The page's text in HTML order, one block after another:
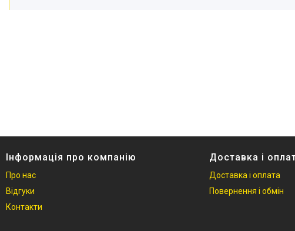
Інформація про компанію
Про нас
Відгуки
Контакти
Доставка і
Доставка і оплата
Повернення і обмін